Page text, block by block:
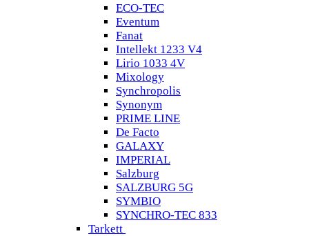
ECO-TEC
Eventum
Fanat
Intellekt 1233 V4
Lirio 1033 4V
Mixology
Synchropolis
Synonym
PRIME LINE
De Facto
GALAXY
IMPERIAL
Salzburg
SALZBURG 5G
SYMBIO
SYNCHRO-TEC 833
Tarkett